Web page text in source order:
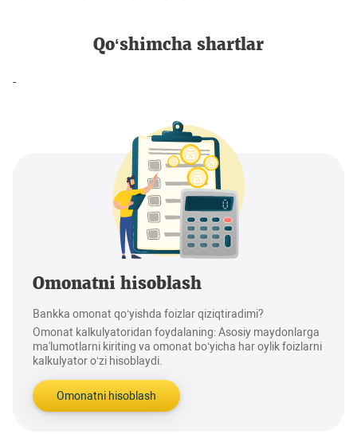
Qo‘shimcha shartlar
-
Omonatni hisoblash
Bankka omonat qo‘yishda foizlar qiziqtiradimi?
Omonat kalkulyatoridan foydalaning: Asosiy maydonlarga
ma'lumotlarni kiriting va omonat bo‘yicha har oylik foizlarni
kalkulyator o‘zi hisoblaydi.
Omonatni hisoblash